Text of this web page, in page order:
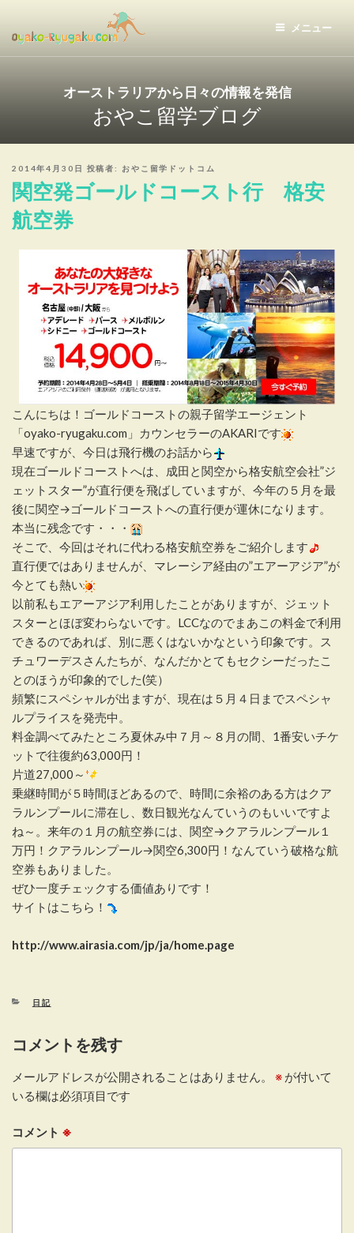
キ
おやこ留学ドットコム
メニュー
オーストラリアから日々の情報を発信
おやこ留学ブログ
投
稿
日:
2014年4月30日 投稿者: おやこ留学ドットコム
関空発ゴールドコースト行 格安
航空券
こんにちは！ゴールドコーストの親子留学エージェント
「oyako-ryugaku.com」カウンセラーのAKARIです
早速ですが、今日は飛行機のお話から
現在ゴールドコーストへは、成田と関空から格安航空会社”ジ
ェットスター”が直行便を飛ばしていますが、今年の５月を最
後に関空→ゴールドコーストへの直行便が運休になります。
本当に残念です・・・
そこで、今回はそれに代わる格安航空券をご紹介します
直行便ではありませんが、マレーシア経由の”エアーアジア”が
今とても熱い
以前私もエアーアジア利用したことがありますが、ジェット
スターとほぼ変わらないです。LCCなのでまあこの料金で利用
できるのであれば、別に悪くはないかなという印象です。ス
チュワーデスさんたちが、なんだかとてもセクシーだったこ
とのほうが印象的でした(笑）
頻繁にスペシャルが出ますが、現在は５月４日までスペシャ
ルプライスを発売中。
料金調べてみたところ夏休み中７月～８月の間、1番安いチケ
ットで往復約63,000円！
片道27,000～
乗継時間が５時間ほどあるので、時間に余裕のある方はクア
ラルンプールに滞在し、数日観光なんていうのもいいですよ
ね～。来年の１月の航空券には、関空→クアラルンプール１
万円！クアラルンプール→関空6,300円！なんていう破格な航
空券もありました。
ぜひ一度チェックする価値ありです！
サイトはこちら！
http://www.airasia.com/jp/ja/home.page
カ
リ
日記
コメントを残す
メールアドレスが公開されることはありません。 ※ が付いて
いる欄は必須項目です
コメント ※